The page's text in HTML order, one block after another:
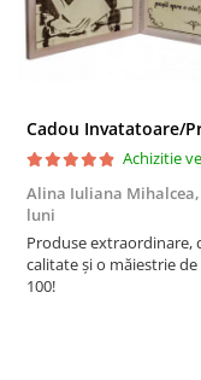
Achizitie
Alina Iuliana Mihalcea,
luni
Produse extraordinare,
calitate și o măiestrie
100!